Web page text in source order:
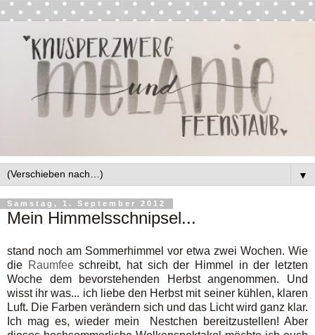
▼
Samstag, 1. September 2012
Mein Himmelsschnipsel...
stand noch am Sommerhimmel vor etwa zwei Wochen. Wie
die Raumfeeschreibt, hat sich der Himmel in der letzten
Woche dem bevorstehenden Herbst angenommen. Und
wisst ihr was... ich liebe den Herbst mit seiner kühlen, klaren
Luft. Die Farben verändern sich und das Licht wird ganz klar.
Ich mag es, wieder mein Nestchen bereitzustellen! Aber